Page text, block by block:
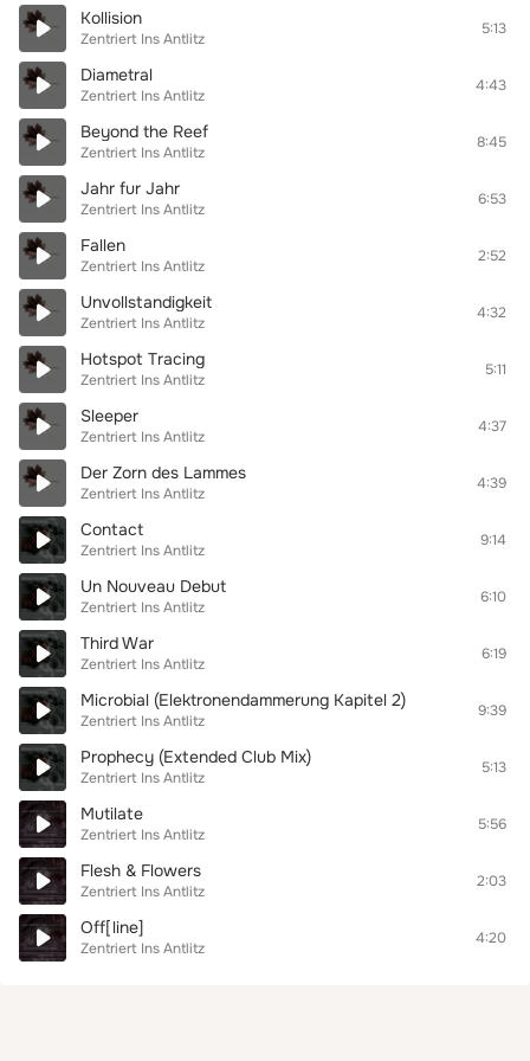
Kollision
Zentriert Ins Antlitz
5:13
Diametral
Zentriert Ins Antlitz
4:43
Beyond the Reef
Zentriert Ins Antlitz
8:45
Jahr fur Jahr
Zentriert Ins Antlitz
6:53
Fallen
Zentriert Ins Antlitz
2:52
Unvollstandigkeit
Zentriert Ins Antlitz
4:32
Hotspot Tracing
Zentriert Ins Antlitz
5:11
Sleeper
Zentriert Ins Antlitz
4:37
Der Zorn des Lammes
Zentriert Ins Antlitz
4:39
Contact
Zentriert Ins Antlitz
9:14
Un Nouveau Debut
Zentriert Ins Antlitz
6:10
Third War
Zentriert Ins Antlitz
6:19
Microbial (Elektronendammerung Kapitel 2)
Zentriert Ins Antlitz
9:39
Prophecy (Extended Club Mix)
Zentriert Ins Antlitz
5:13
Mutilate
Zentriert Ins Antlitz
5:56
Flesh & Flowers
Zentriert Ins Antlitz
2:03
Off[line]
Zentriert Ins Antlitz
4:20